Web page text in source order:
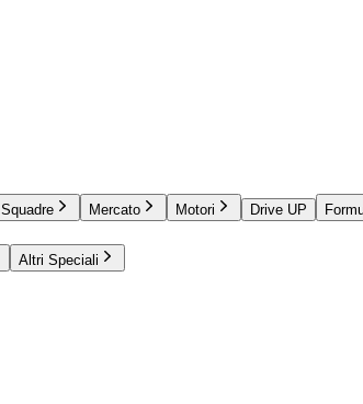
Squadre Mercato Motori Drive UP
Altri Speciali